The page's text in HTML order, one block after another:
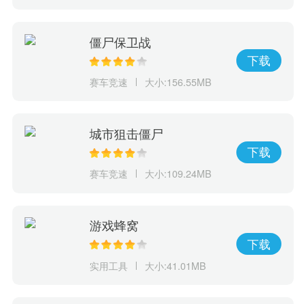
僵尸保卫战
赛车竞速 大小:156.55MB
下载
城市狙击僵尸
赛车竞速 大小:109.24MB
下载
游戏蜂窝
实用工具 大小:41.01MB
下载